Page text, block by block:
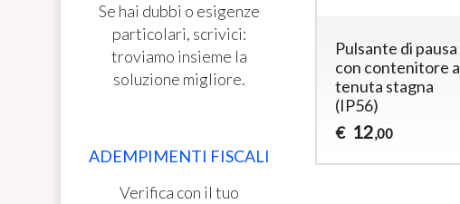
Pulsante di pausa
con contenitore a
tenuta stagna
(IP56)
€ 12,00
Se hai dubbi o esigenze
particolari, scrivici:
troviamo insieme la
soluzione migliore.
ADEMPIMENTI FISCALI
Verifica con il tuo